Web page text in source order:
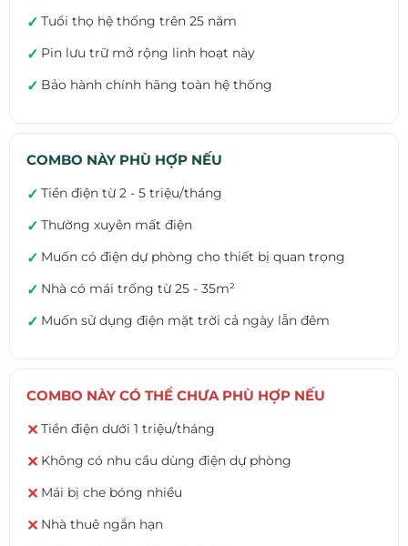
✓ Tuổi thọ hệ thống trên 25 năm
✓ Pin lưu trữ mở rộng linh hoạt này
✓ Bảo hành chính hãng toàn hệ thống
COMBO NÀY PHÙ HỢP NẾU
✓ Tiền điện từ 2 - 5 triệu/tháng
✓ Thường xuyên mất điện
✓ Muốn có điện dự phòng cho thiết bị quan trọng
✓ Nhà có mái trống từ 25 - 35m²
✓ Muốn sử dụng điện mặt trời cả ngày lẫn đêm
COMBO NÀY CÓ THỂ CHƯA PHÙ HỢP NẾU
✕ Tiền điện dưới 1 triệu/tháng
✕ Không có nhu cầu dùng điện dự phòng
✕ Mái bị che bóng nhiều
✕ Nhà thuê ngắn hạn